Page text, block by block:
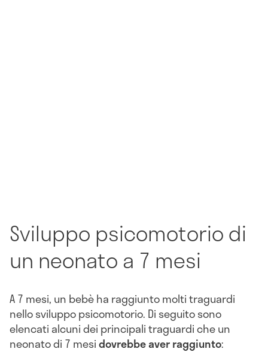
Sviluppo psicomotorio di
un neonato a 7 mesi
A 7 mesi, un bebè ha raggiunto molti traguardi
nello sviluppo psicomotorio. Di seguito sono
elencati alcuni dei principali traguardi che un
neonato di 7 mesidovrebbe aver raggiunto: